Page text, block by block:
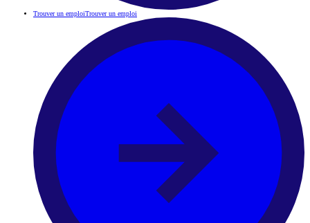
Trouver un emploiTrouver un emploi